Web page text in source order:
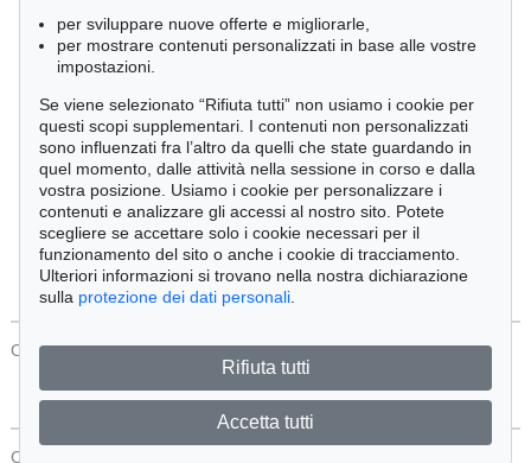
Ordine:
Tutti gli oggetti
Solo offerte attuali
Solo oggetti venduti
Cerca
CONTATTI Protezione Dei Dati
CONTATTI
per sviluppare nuove offerte e migliorarle,
per mostrare contenuti personalizzati in base alle vostre
impostazioni.
Se viene selezionato “Rifiuta tutti” non usiamo i cookie per
questi scopi supplementari. I contenuti non personalizzati
sono influenzati fra l’altro da quelli che state guardando in
quel momento, dalle attività nella sessione in corso e dalla
vostra posizione. Usiamo i cookie per personalizzare i
contenuti e analizzare gli accessi al nostro sito. Potete
scegliere se accettare solo i cookie necessari per il
funzionamento del sito o anche i cookie di tracciamento.
Ulteriori informazioni si trovano nella nostra dichiarazione
sulla protezione dei dati personali
Rifiuta tutti
Accetta tutti